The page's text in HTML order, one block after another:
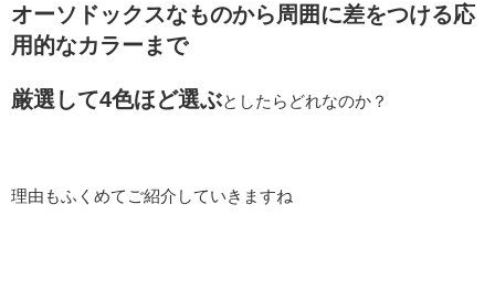
オーソドックスなものから周囲に差をつける応
用的なカラーまで
厳選して4色ほど選ぶとしたらどれなのか？
理由もふくめてご紹介していきますね